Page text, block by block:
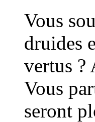
Vous
druides
vertus ?
Vous
seront